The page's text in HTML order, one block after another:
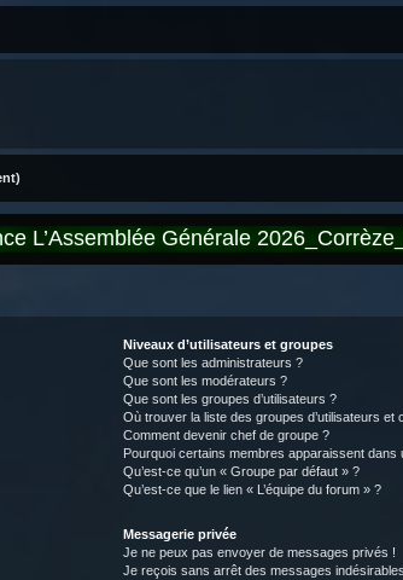
L’Assemblée Générale
Niveaux d’utilisateurs et groupes
Que sont les administrateurs ?
Que sont les modérateurs ?
Que sont les groupes d’utilisateurs ?
Où trouver la liste des groupes d’utilisateurs et
Comment devenir chef de groupe ?
Pourquoi certains membres apparaissent dans
Qu’est-ce qu’un « Groupe par défaut » ?
Qu’est-ce que le lien « L’équipe du forum » ?
Messagerie privée
Je ne peux pas envoyer de messages privés !
Je reçois sans arrêt des messages